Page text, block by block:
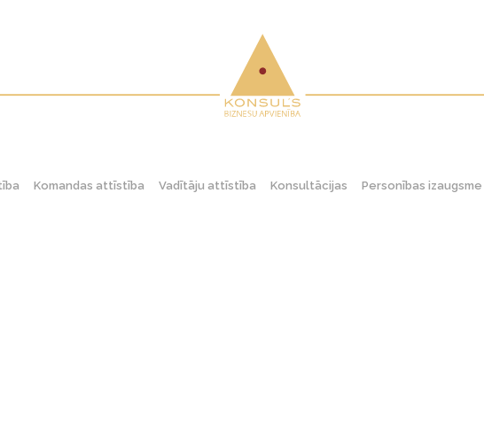
Komandas attīstība Vadītāju attīstība Konsultācijas Personības izaugsme